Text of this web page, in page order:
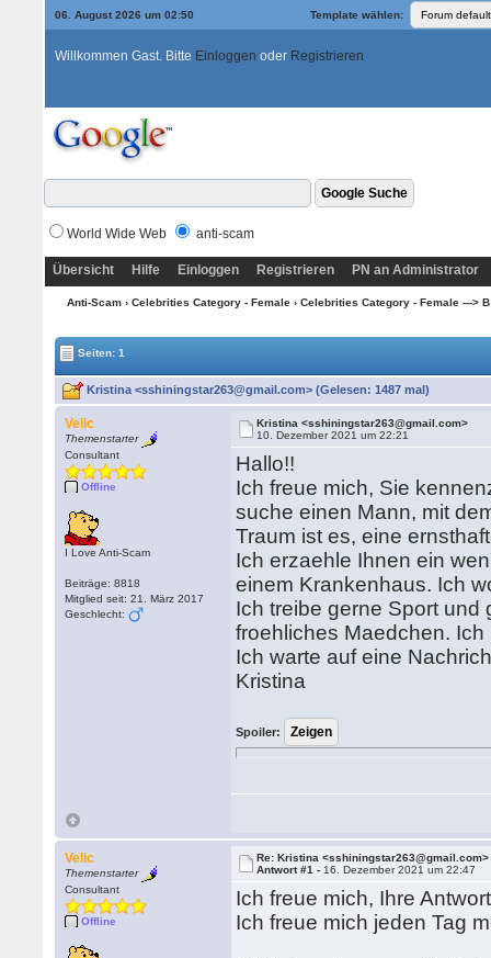
06. August 2026 um 02:50 Template wählen:
Willkommen Gast. Bitte Einloggen oder Registrieren
World Wide Web anti-scam
Übersicht Hilfe Einloggen Registrieren PN an Administrator
Anti-Scam› Celebrities Category - Female› Celebrities Category - Female ---> B
Seiten: 1
Kristina <sshiningstar263@gmail.com> (Gelesen: 1487 mal)
Velic
Themenstarter
Consultant
Offline
I Love Anti-Scam
Beiträge: 8818
Mitglied seit: 21. März 2017
Geschlecht:
Kristina <sshiningstar263@gmail.com>
10. Dezember 2021 um 22:21
Hallo!!
Ich freue mich, Sie
suche einen Mann, mit
Traum ist es, eine
Ich erzaehle Ihnen ein
einem Krankenhaus. Ich
Ich treibe gerne Sport
froehliches Maedchen.
Ich warte auf eine
Kristina
Spoiler:
Velic
Themenstarter
Consultant
Offline
Re: Kristina <sshiningstar263@gmail.com>
Antwort #1 - 16. Dezember 2021 um 22:47
Ich freue mich, Ihre
Ich freue mich jeden Tag